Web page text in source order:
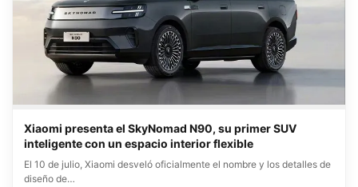
Xiaomi presenta el SkyNomad N90, su primer SUV
inteligente con un espacio interior flexible
El 10 de julio, Xiaomi desveló oficialmente el nombre y los detalles de
diseño de…